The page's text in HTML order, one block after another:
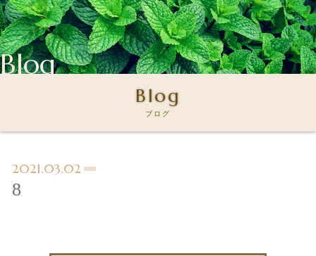
Blog
Blog
ブログ
2021.03.02
8